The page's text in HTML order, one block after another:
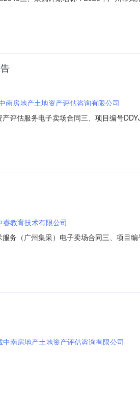
南房地产土地资产评估咨询有限公司
评估服务电子卖场合同三、项目编号
合同主要信息主要标的：序号名称数量
睿教育技术有限公司
务（广州集采）电子卖场合同三、项目
要标的名称：软件运维服务规格型号（
中南房地产土地资产评估咨询有限公司